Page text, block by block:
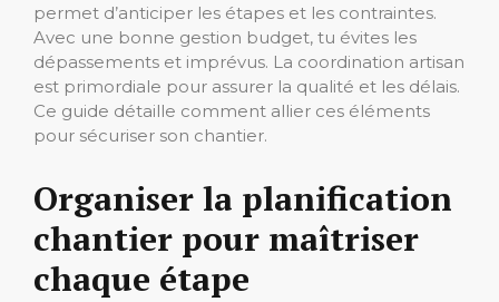
permet d’anticiper les étapes et les contraintes.
Avec une bonne gestion budget, tu évites les
dépassements et imprévus. La coordination artisan
est primordiale pour assurer la qualité et les délais.
Ce guide détaille comment allier ces éléments
pour sécuriser son chantier.
Organiser la planification
chantier pour maîtriser
chaque étape